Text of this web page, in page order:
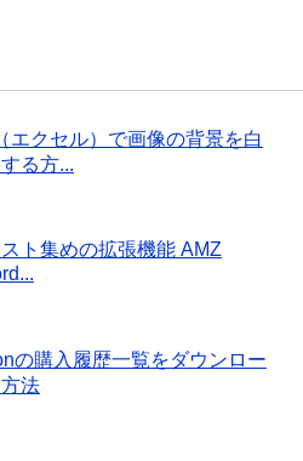
エクセル）で画像の背景を白
る方...
ト集めの拡張機能 AMZ
の購入履歴一覧をダウンロー
法